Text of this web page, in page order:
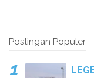
Postingan Populer